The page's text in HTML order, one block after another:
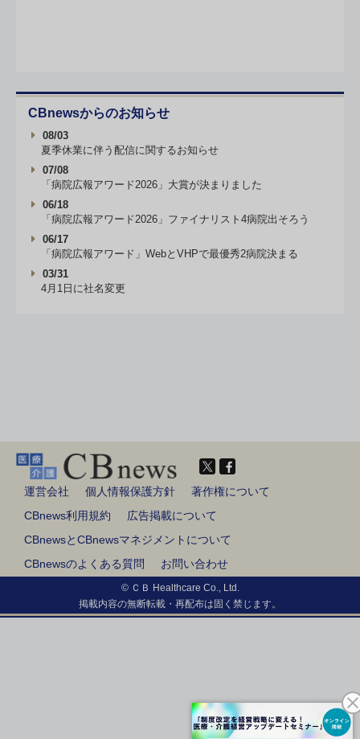
CBnewsからのお知らせ
08/03
夏季休業に伴う配信に関するお知らせ
07/08
「病院広報アワード2026」大賞が決まりました
06/18
「病院広報アワード2026」ファイナリスト4病院出そろう
06/17
「病院広報アワード」WebとVHPで最優秀2病院決まる
03/31
4月1日に社名変更
運営会社 個人情報保護方針
著作権について
CBnews利用規約
広告掲載について
CBnewsとCBnewsマネジメントについて
CBnewsのよくある質問
お問い合わせ
© ＣＢ Healthcare Co., Ltd.
掲載内容の無断転載・再配布は固く禁じます。